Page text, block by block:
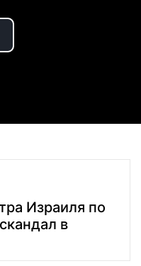
Израиля по
в